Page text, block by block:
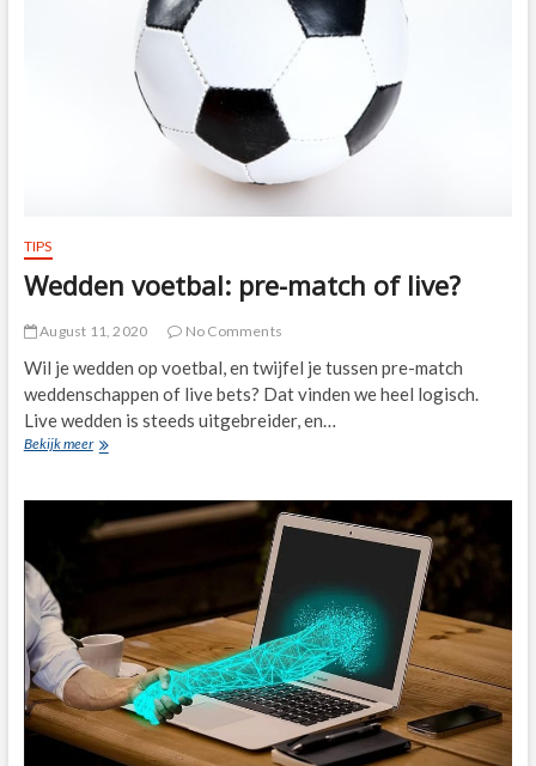
TIPS
Wedden voetbal: pre-match of live?
August 11, 2020 No Comments
Wil je wedden op voetbal, en twijfel je tussen pre-match
weddenschappen of live bets? Dat vinden we heel logisch.
Live wedden is steeds uitgebreider, en…
Bekijk meerWedden
of